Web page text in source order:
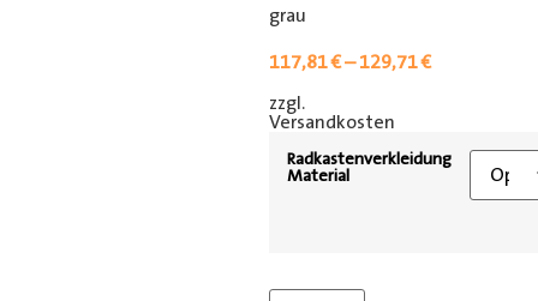
grau
117,81€–129,71€
zzgl.
Versandkosten
Radkastenverkleidung
Material